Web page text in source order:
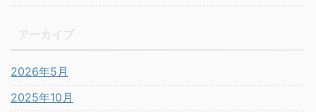
2026年5月
2025年10月